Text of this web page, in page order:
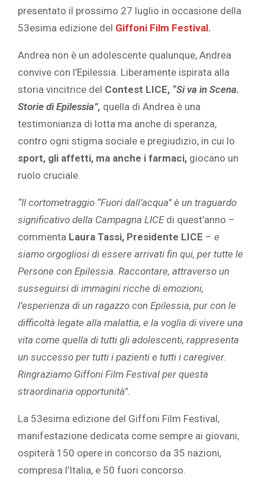
presentato il prossimo 27 luglio in occasione della
53esima edizione del Giffoni Film Festival.
Andrea non è un adolescente qualunque, Andrea
convive con l’Epilessia. Liberamente ispirata alla
storia vincitrice del Contest LICE, “Si va in Scena.
Storie di Epilessia”, quella di Andrea è una
testimonianza di lotta ma anche di speranza,
contro ogni stigma sociale e pregiudizio, in cui lo
sport, gli affetti, ma anche i farmaci, giocano un
ruolo cruciale.
“Il cortometraggio “Fuori dall’acqua” è un traguardo
significativo della Campagna LICE di quest’anno –
commenta Laura Tassi, Presidente LICE – e
siamo orgogliosi di essere arrivati fin qui, per tutte le
Persone con Epilessia. Raccontare, attraverso un
susseguirsi di immagini ricche di emozioni,
l’esperienza di un ragazzo con Epilessia, pur con le
difficoltà legate alla malattia, e la voglia di vivere una
vita come quella di tutti gli adolescenti, rappresenta
un successo per tutti i pazienti e tutti i caregiver.
Ringraziamo Giffoni Film Festival per questa
straordinaria opportunità”.
La 53esima edizione del Giffoni Film Festival,
manifestazione dedicata come sempre ai giovani,
ospiterà 150 opere in concorso da 35 nazioni,
compresa l’Italia, e 50 fuori concorso.